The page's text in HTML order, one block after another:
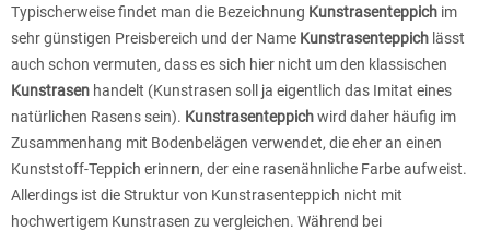
Typischerweise findet man die Bezeichnung Kunstrasenteppich im
sehr günstigen Preisbereich und der Name Kunstrasenteppich lässt
auch schon vermuten, dass es sich hier nicht um den klassischen
Kunstrasen handelt (Kunstrasen soll ja eigentlich das Imitat eines
natürlichen Rasens sein). Kunstrasenteppichwird daher häufig im
Zusammenhang mit Bodenbelägen verwendet, die eher an einen
Kunststoff-Teppich erinnern, der eine rasenähnliche Farbe aufweist.
Allerdings ist die Struktur von Kunstrasenteppich nicht mit
hochwertigem Kunstrasen zu vergleichen. Während bei